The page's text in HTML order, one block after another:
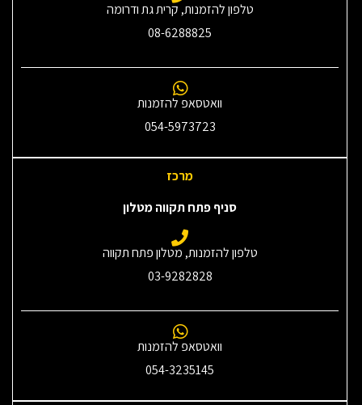
טלפון להזמנות, קרית גת ודרומה
08-6288825
וואטסאפ להזמנות
054-5973723
מרכז
סניף פתח תקווה מטלון
טלפון להזמנות, מטלון פתח תקווה
03-9282828
וואטסאפ להזמנות
054-3235145‎